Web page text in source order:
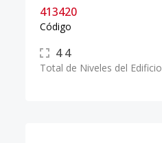
413420
Código
4 4
Total de Niveles del Edificio